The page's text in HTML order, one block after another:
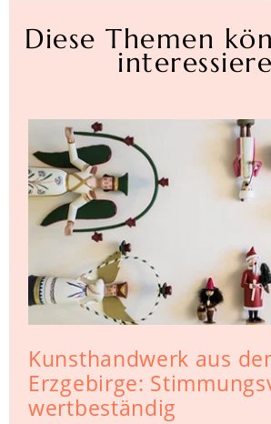
Diese Themen
Kunsthandwerk aus
Erzgebirge:
wertbeständig